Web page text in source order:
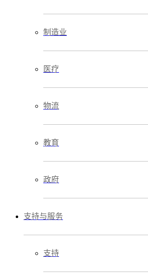
制造业
医疗
物流
教育
政府
支持与服务
支持